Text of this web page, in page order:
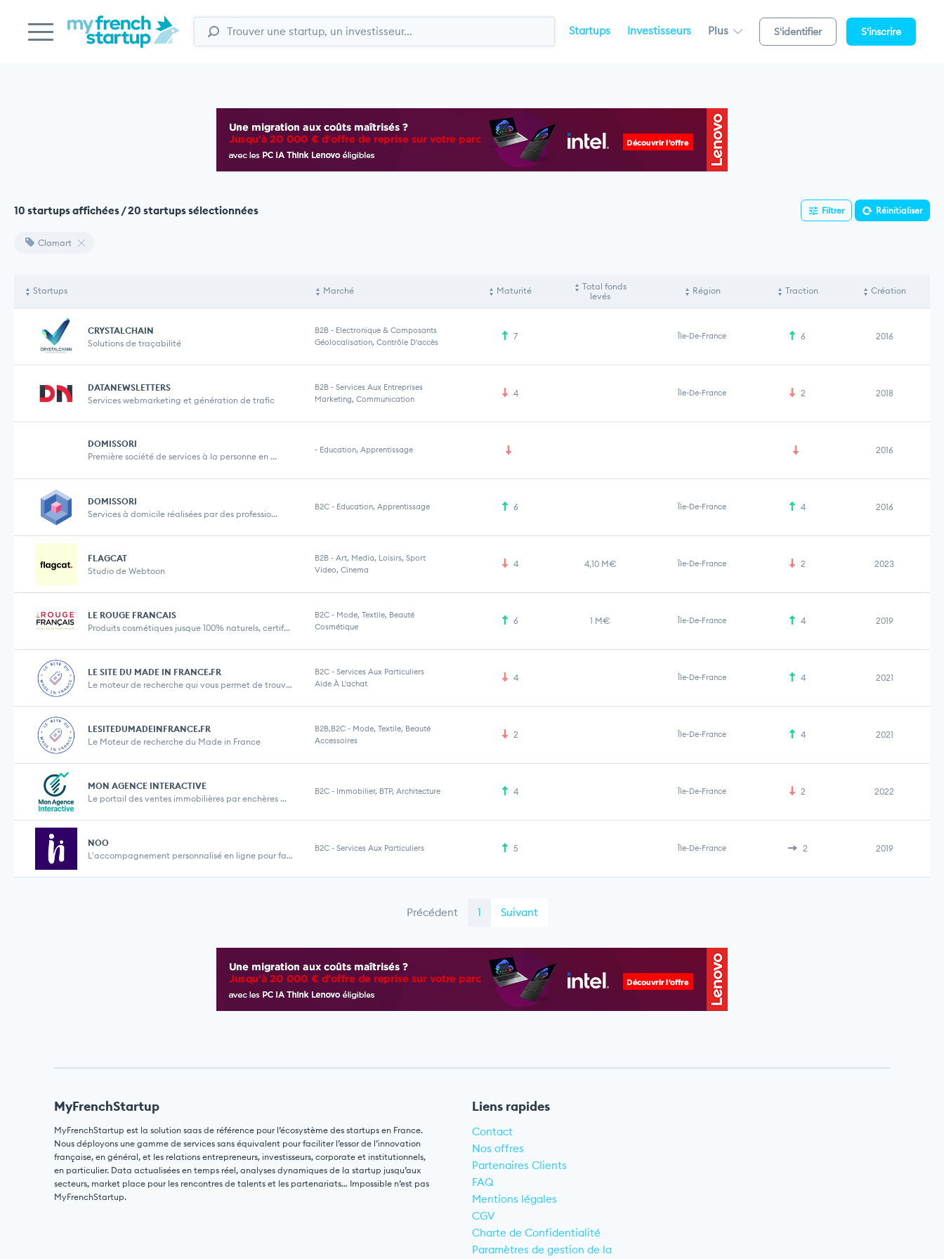
Startups Investisseurs Plus S'identifier S'inscrire
10 startups affichées / 20 startups sélectionnées Filtrer Réinitialiser
Clamart
Startups Marché Maturité
Total fonds
levés
Région Traction Création
CRYSTALCHAIN
Solutions de traçabilité
B2B - Electronique & Composants
Géolocalisation, Contrôle D'accès
7 Île-De-France 6 2016
DATANEWSLETTERS
Services webmarketing et génération de trafic
B2B - Services Aux Entreprises
Marketing, Communication
4 Île-De-France 2 2018
DOMISSORI
Première société de services à la personne en ...
- Education, Apprentissage 2016
DOMISSORI
Services à domicile réalisées par des professio...
B2C - Education, Apprentissage 6 Île-De-France 4 2016
FLAGCAT
Studio de Webtoon
B2B - Art, Media, Loisirs, Sport
Video, Cinema
4 4,10 M€ Île-De-France 2 2023
LE ROUGE FRANCAIS
Produits cosmétiques jusque 100% naturels, certif...
B2C - Mode, Textile, Beauté
Cosmétique
6 1 M€ Île-De-France 4 2019
LE SITE DU MADE IN FRANCE.FR
Le moteur de recherche qui vous permet de trouver ...
B2C - Services Aux Particuliers
Aide À L'achat
4 Île-De-France 4 2021
LESITEDUMADEINFRANCE.FR
Le Moteur de recherche du Made in France
B2B,B2C - Mode, Textile, Beauté
Accessoires
2 Île-De-France 4 2021
MON AGENCE INTERACTIVE
Le portail des ventes immobilières par enchères ...
B2C - Immobilier, BTP, Architecture 4 Île-De-France 2 2022
NOO
L'accompagnement personnalisé en ligne pour famil...
B2C - Services Aux Particuliers 5 Île-De-France 2 2019
Précédent 1 Suivant
MyFrenchStartup
MyFrenchStartup est la solution saas de référence pour l’écosystème des startups en France.
Nous déployons une gamme de services sans équivalent pour faciliter l’essor de l’innovation
française, en général, et les relations entrepreneurs, investisseurs, corporate et institutionnels,
en particulier. Data actualisées en temps réel, analyses dynamiques de la startup jusqu’aux
secteurs, market place pour les rencontres de talents et les partenariats… Impossible n’est pas
MyFrenchStartup.
Liens rapides
Contact
Nos offres
Partenaires Clients
FAQ
Mentions légales
CGV
Charte de Confidentialité
Paramètres de gestion de la